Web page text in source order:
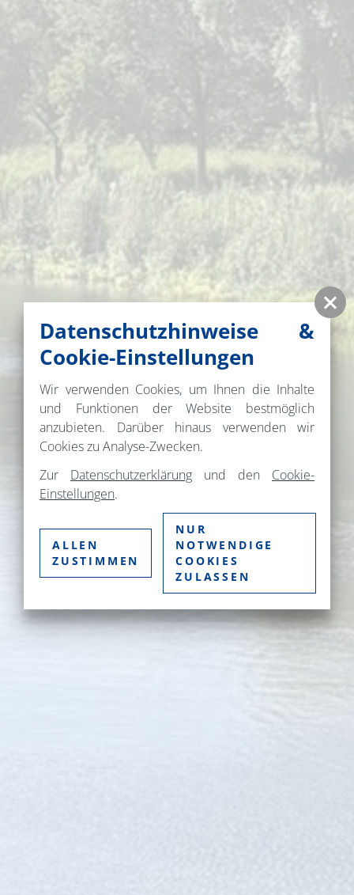
Datenschutzhinweise &
Cookie-Einstellungen
Wir verwenden Cookies, um Ihnen die Inhalte
und Funktionen der Website bestmöglich
anzubieten. Darüber hinaus verwenden wir
Cookies zu Analyse-Zwecken.
Zur Datenschutzerklärung und den Cookie-
Einstellungen.
ALLEN
ZUSTIMMEN
NUR
NOTWENDIGE
COOKIES
ZULASSEN